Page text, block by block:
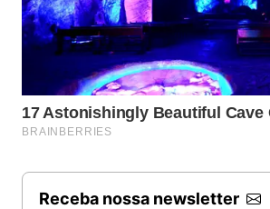
Receba nossa newsletter